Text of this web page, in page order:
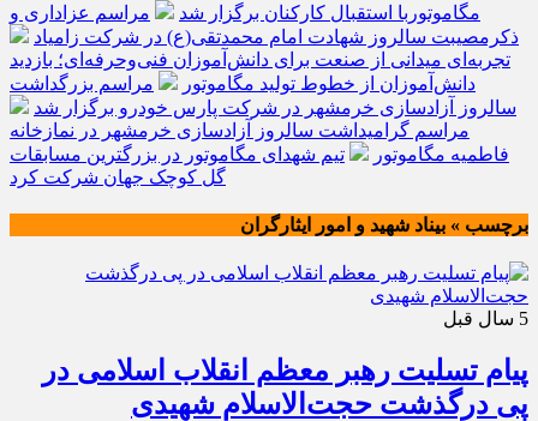
مگاموتوربا استقبال کارکنان برگزار شد
مراسم عزاداری و
ذکرمصیبت سالروز شهادت امام محمدتقی(ع) در شرکت زامیاد
تجربه‌ای میدانی از صنعت برای دانش‌آموزان فنی‌وحرفه‌ای؛ بازدید
دانش‌آموزان از خطوط تولید مگاموتور
مراسم بزرگداشت
سالروز آزادسازی خرمشهر در شرکت پارس خودرو برگزار شد
مراسم گرامیداشت سالروز آزادسازی خرمشهر در نمازخانه
فاطمیه مگاموتور
تیم شهدای مگاموتور در بزرگترین مسابقات
گل کوچک جهان شرکت کرد
برچسب » بيناد شهيد و امور ايثارگران
5 سال قبل
پیام تسلیت رهبر معظم انقلاب اسلامی در
پی درگذشت حجت‌الاسلام شهیدی